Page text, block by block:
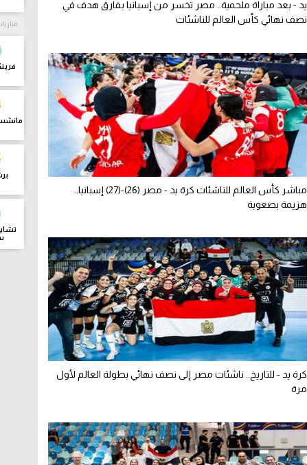
يد - بعد مباراة ملحمية.. مصر تخسر من إسبانيا بفارق هدف في
نصف نهائي كأس العالم للناشئات
مباشر كأس العالم للناشئات كرة يد - مصر (26)-(27) إسبانيا..
هزيمة بصعوبة
كرة يد - للتاريخ.. ناشئات مصر إلى نصف نهائي بطولة العالم لأول
مرة